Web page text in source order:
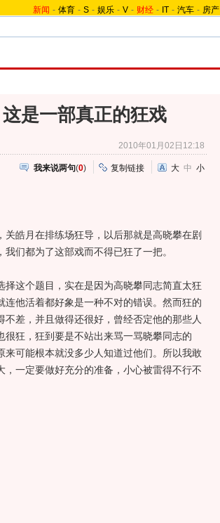
新闻 - 体育 - S - 娱乐 - V - 财经 - IT - 汽车 - 房产
是一部真正的狂戏
2010年01月02日12:18
我来说两句(0) 复制链接 大 中 小
皓月在排练场狂导，以后那就是高晓攀在剧
们都为了这部戏而不得已狂了一把。
这个题目，实在是因为高晓攀同志简直太狂
他活着都好象是一种不对的错误。然而狂的
差，并且做得还很好，曾经否定他的那些人
狂，狂到要是不站出来骂一骂晓攀同志的
可能根本就没多少人知道过他们。所以我敢
一定要做好充分的准备，小心被雷得不行不